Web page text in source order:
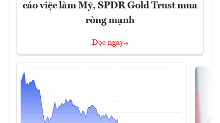
cáo việc làm Mỹ, SPDR Gold Trust mua
ròng mạnh
Đọc ngay